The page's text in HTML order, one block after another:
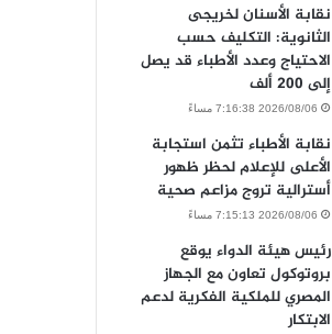
نقابة الأسنان لخريجى
الثانوية: التكليف حسب
الاحتياج وعدد الأطباء قد يصل
إلى 200 ألف
2026/08/06 7:16:38 مساءً
نقابة الأطباء تثمن استجابة
الأعلى للإعلام لحظر ظهور
أسترالية تروج مزاعم صحية
2026/08/06 7:15:13 مساءً
رئيس هيئة الدواء يوقع
بروتوكول تعاون مع الجهاز
المصري للملكية الفكرية لدعم
الابتكار